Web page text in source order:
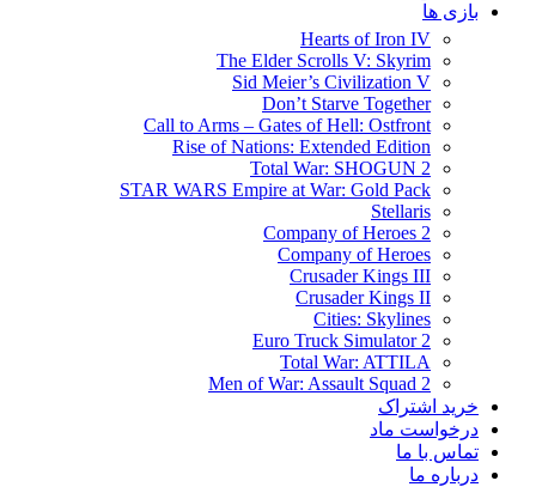
بازی ها
Hearts of Iron IV
The Elder Scrolls V: Skyrim
Sid Meier’s Civilization V
Don’t Starve Together
Call to Arms – Gates of Hell: Ostfront
Rise of Nations: Extended Edition
Total War: SHOGUN 2
STAR WARS Empire at War: Gold Pack
Stellaris
Company of Heroes 2
Company of Heroes
Crusader Kings III
Crusader Kings II
Cities: Skylines
Euro Truck Simulator 2
Total War: ATTILA
Men of War: Assault Squad 2
خرید اشتراک
درخواست ماد
تماس با ما
درباره ما